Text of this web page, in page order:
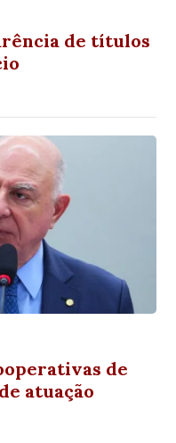
de títulos
de
atuação